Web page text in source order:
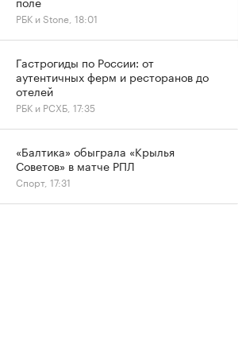
РБК и Stone, 18:01
Гастрогиды по России: от
аутентичных ферм и ресторанов до
отелей
РБК и РСХБ, 17:35
«Балтика» обыграла «Крылья
Советов» в матче РПЛ
Спорт, 17:31